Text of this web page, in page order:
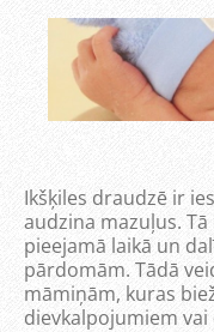
Ikšķiles draudzē ir
audzina mazuļus.
pieejamā laikā un
pārdomām. Tādā
māmiņām, kuras
dievkalpojumiem